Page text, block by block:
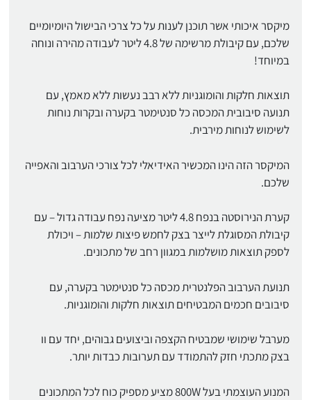
מיקסר איכותי אשר תוכנן לענות על כל צרכי הבישול היומיומיים
שלכם, עם קיבולת מרשימה של 4.8 ליטר לעבודה מהירה ונוחה
במיוחד!
תוצאות חלקות והומוגניות ללא רבב נעשות ללא מאמץ, עם
תנועה סיבובית המכסה כל סנטימטר בקערה ובקרות נוחות
לשימוש לנוחות מירבית.
המיקסר הזה הינו המכשיר האידיאלי לכל צורכי הערבוב והאפייה
שלכם.
קערת הנירוסטה בנפח 4.8 ליטר מציעה נפח עבודה גדול – עם
קיבולת המסוגלת לייצר בצק לחמש פיצות שלמות – ויכולת
לספק תוצאות מושלמות במגוון רחב של מתכונים.
תנועת הערבוב הפלנטרית מכסה כל סנטימטר בקערה, עם
סיבובים חכמים המבטיחים תוצאות חלקות והומוגניות.
מערבל שימושי שמבטיח הקצפה וביצועים גבוהים, יחד עם וו
בצק מתכתי חזק להתמודד עם תערובות כבדות יותר.
המנוע העוצמתי בעל 800W מציע מספיק כוח לכל המתכונים